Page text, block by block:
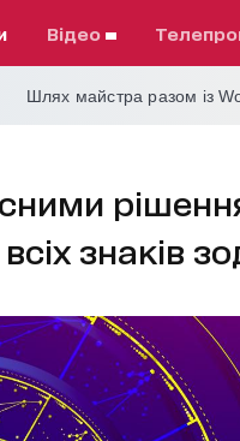
відео
Шлях майстра разом із
знаків